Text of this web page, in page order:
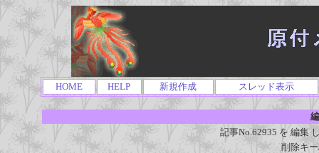
HOME HELP 新規作成 スレッド表示
記事No.62935 を 編集
削除キ